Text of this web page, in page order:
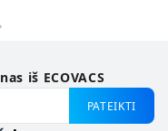
iš ECOVACS
PATEIKTI